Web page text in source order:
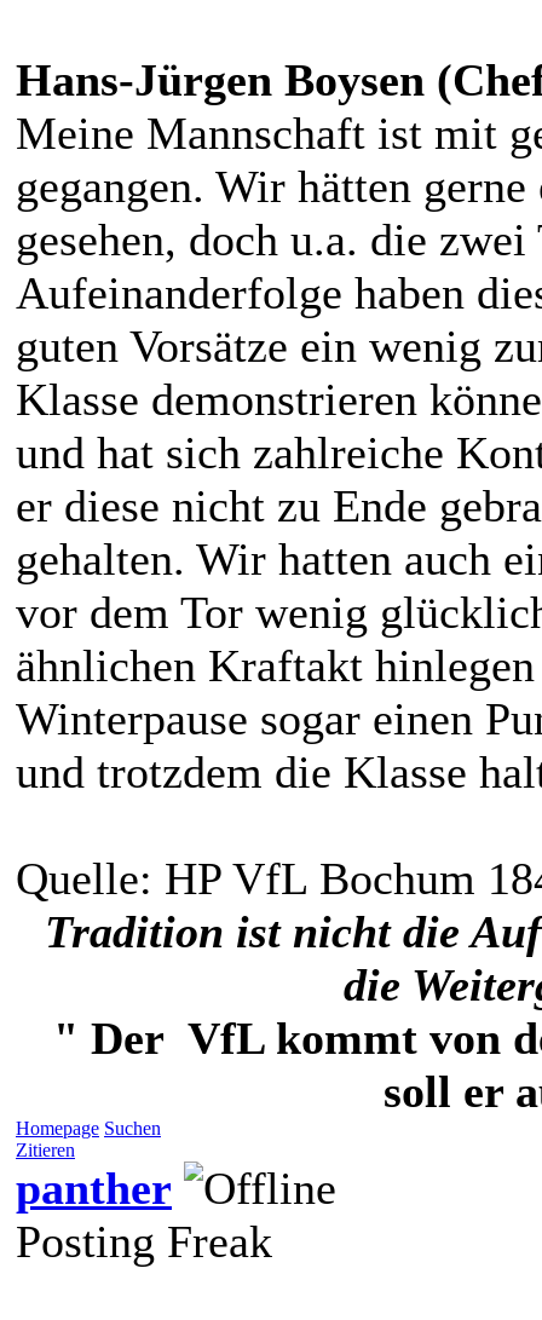
Hans-Jürgen Boysen
Meine Mannschaft ist mit
gegangen. Wir hätten
gesehen, doch u.a. die
Aufeinanderfolge haben
guten Vorsätze ein wenig
Klasse demonstrieren
und hat sich zahlreiche
er diese nicht zu Ende
gehalten. Wir hatten auch
vor dem Tor wenig
ähnlichen Kraftakt
Winterpause sogar einen
und trotzdem die Klasse
Quelle: HP VfL Bochum
Tradition ist nicht die
die
" Der VfL kommt von
soll er
Homepage Suchen
Zitieren
panther
Posting Freak